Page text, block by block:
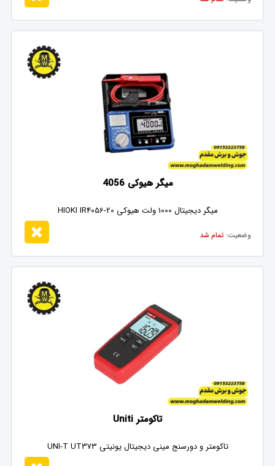
میگر هیوکی 4056
میگر دیجیتال 1000 ولت هیوکی HIOKI IR4056-20
وضعیت: تمام شد
تاکومتر Uniti
تاکومتر و دورسنج مینی دیجیتال یونیتی UNI-T UT373